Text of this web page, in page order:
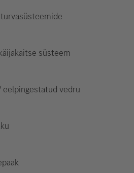
süsteem
eelpingestatud vedru